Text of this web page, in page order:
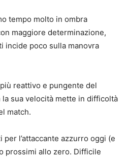
tempo molto in ombra
maggiore determinazione,
incide poco sulla manovra
reattivo e pungente del
sua velocità mette in difficoltà
match.
per l’attaccante azzurro oggi (e
prossimi allo zero. Difficile